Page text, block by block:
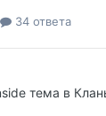
34 ответа
тема в